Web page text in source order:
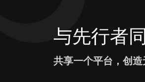
与先行者
共享一个平台，创